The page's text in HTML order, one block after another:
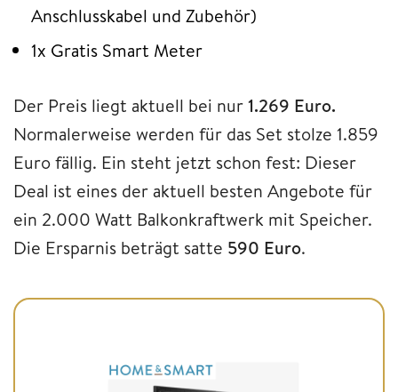
Anschlusskabel und Zubehör)
1x Gratis Smart Meter
Der Preis liegt aktuell bei nur1.269 Euro.
Normalerweise werden für das Set stolze 1.859
Euro fällig. Ein steht jetzt schon fest: Dieser
Deal ist eines der aktuell besten Angebote für
ein 2.000 Watt Balkonkraftwerk mit Speicher.
Die Ersparnis beträgt satte 590 Euro.